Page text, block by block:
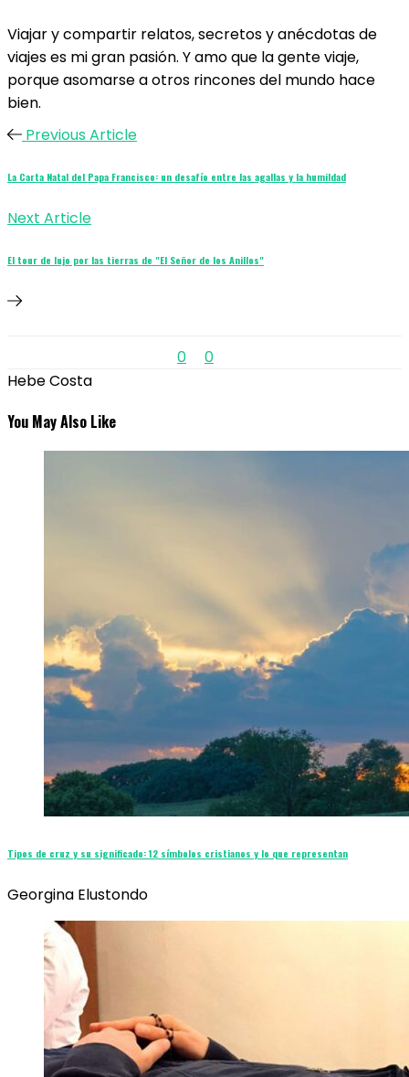
Viajar y compartir relatos, secretos y anécdotas de
viajes es mi gran pasión. Y amo que la gente viaje,
porque asomarse a otros rincones del mundo hace
bien.
Previous Article
La Carta Natal del Papa Francisco: un desafío entre las agallas y la humildad
Next Article
El tour de lujo por las tierras de "El Señor de los Anillos"
0
0
Hebe Costa
You May Also Like
Tipos de cruz y su significado: 12 símbolos cristianos y lo que representan
Georgina Elustondo